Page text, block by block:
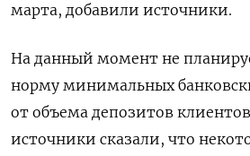
марта, добавили источники.
На данный момент не
норму минимальных
от объема депозитов
источники сказали, что